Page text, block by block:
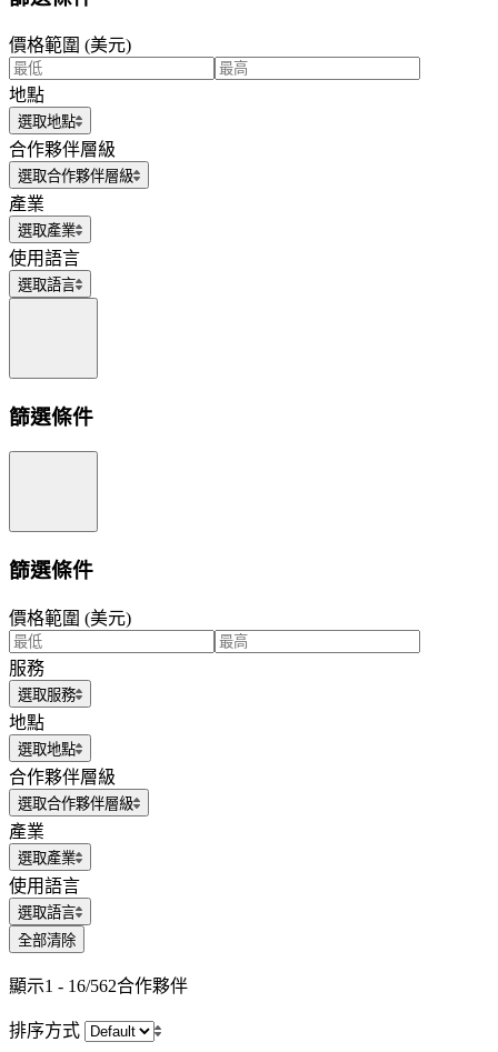
價格範圍 (美元)
地點
選取地點
合作夥伴層級
選取合作夥伴層級
產業
選取產業
使用語言
選取語言
篩選條件
篩選條件
價格範圍 (美元)
服務
選取服務
地點
選取地點
合作夥伴層級
選取合作夥伴層級
產業
選取產業
使用語言
選取語言
全部清除
顯示1 - 16/562合作夥伴
排序方式